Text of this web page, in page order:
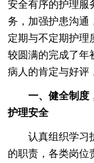
安全有序的护理服
务，加强护患沟通
定期与不定期护理
较圆满的完成了年
病人的肯定与好评
一、健全制度，
护理安全
认真组织学习护
的职责，各类岗位